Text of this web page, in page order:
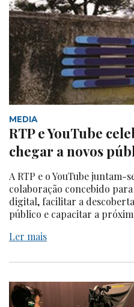
MEDIA
RTP e YouTube
chegar a novos
A RTP e o YouTube
colaboração concebido
digital, facilitar a
público e capacitar a
Ler mais